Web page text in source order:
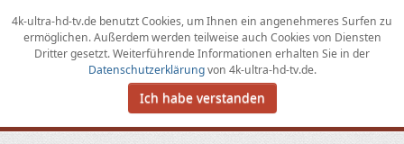
4k-ultra-hd-tv.de benutzt Cookies, umIhnen ein angenehmeres Surfen zu
ermöglichen.Außerdem werden teilweise auch Cookies von Diensten
Dritter gesetzt. Weiterführende Informationen erhalten Sie in der
Datenschutzerklärungvon 4k-ultra-hd-tv.de.
Ich habe verstanden